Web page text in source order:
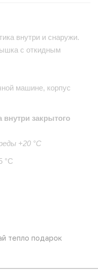
внутри и снаружи.
с откидным
машине, корпус
внутри закрытого
+20 °С
°С
тепло подарок